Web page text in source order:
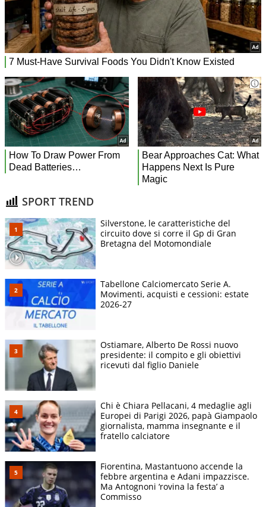
SPORT TREND
Silverstone, le caratteristiche del
circuito dove si corre il Gp di Gran
Bretagna del Motomondiale
Tabellone Calciomercato Serie A.
Movimenti, acquisti e cessioni: estate
2026-27
Ostiamare, Alberto De Rossi nuovo
presidente: il compito e gli obiettivi
ricevuti dal figlio Daniele
Chi è Chiara Pellacani, 4 medaglie agli
Europei di Parigi 2026, papà Giampaolo
giornalista, mamma insegnante e il
fratello calciatore
Fiorentina, Mastantuono accende la
febbre argentina e Adani impazzisce.
Ma Antognoni ‘rovina la festa’ a
Commisso